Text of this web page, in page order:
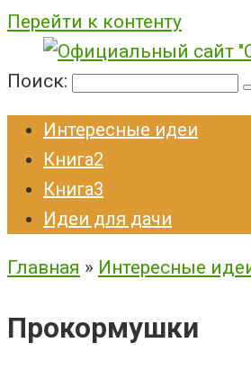
Перейти к контенту
Поиск:
Интересные идеи
Книга2
Книга3
Идеи для дачи
Главная » Интересные
Прокормушки